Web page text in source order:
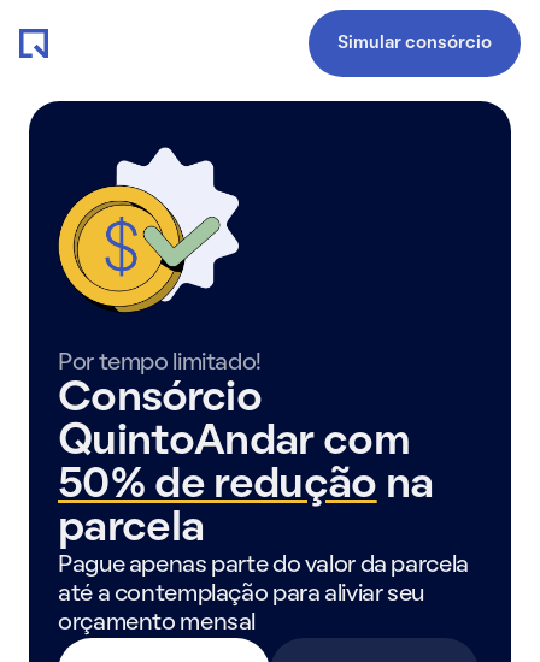
Simular consórcio
Por tempo limitado!
Consórcio
QuintoAndar com
50% de redução na
parcela
Pague apenas parte do valor da parcela
até a contemplação para aliviar seu
orçamento mensal